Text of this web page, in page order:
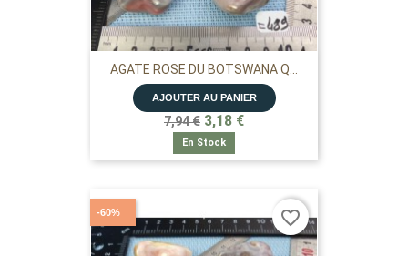
AGATE ROSE DU BOTSWANA Q...
AJOUTER AU PANIER
7,94 € 3,18 €
En Stock
-60% favorite_border